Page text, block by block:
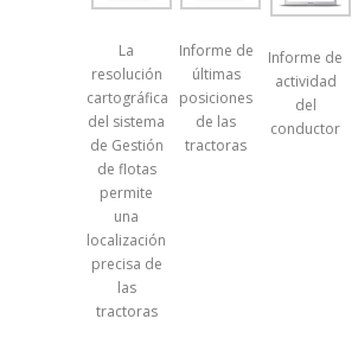
La
resolución
cartográfica
del sistema
de Gestión
de flotas
permite
una
localización
precisa de
las
tractoras
Informe de
últimas
posiciones
de las
tractoras
Informe de
actividad
del
conductor